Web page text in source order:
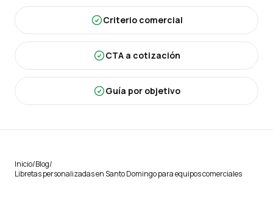
Criterio comercial
CTA a cotización
Guía por objetivo
Inicio/Blog/
Libretas personalizadas en Santo Domingo para equipos comerciales